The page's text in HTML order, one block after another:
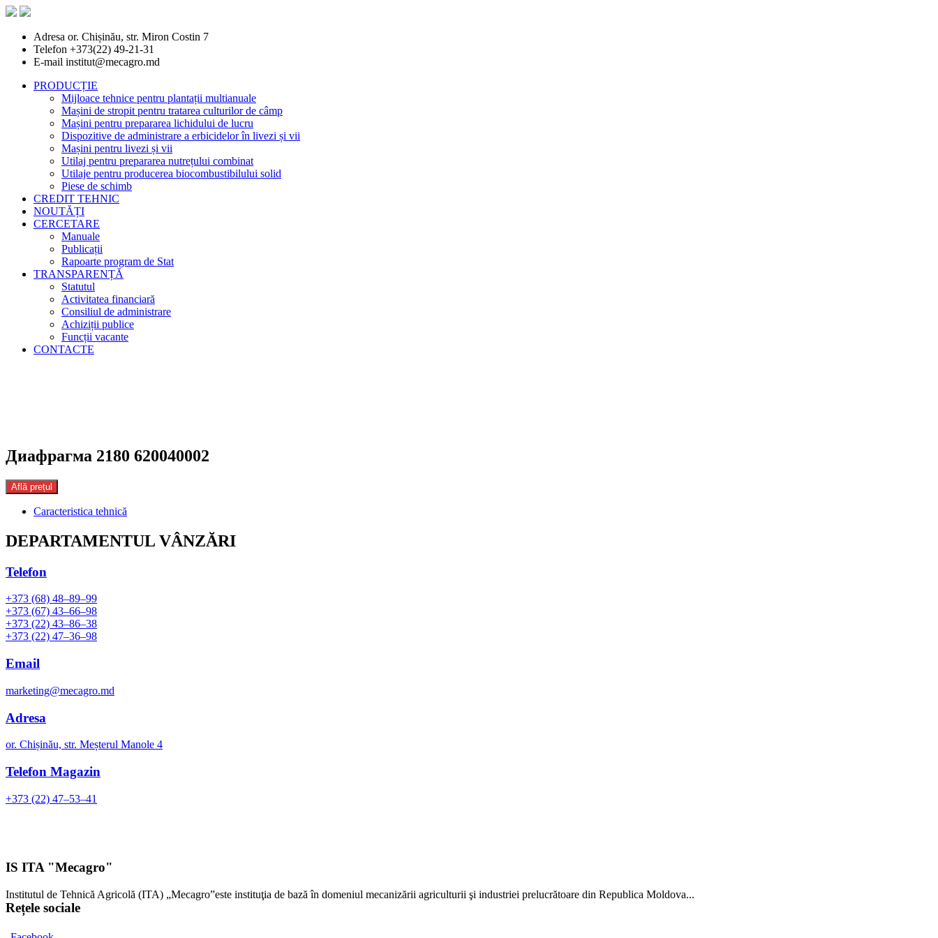
Adresa or. Chișinău, str. Miron Costin 7
Telefon +373(22) 49-21-31
E-mail institut@mecagro.md
PRODUCȚIE
Mijloace tehnice pentru plantații multianuale
Mașini de stropit pentru tratarea culturilor de câmp
Mașini pentru prepararea lichidului de lucru
Dispozitive de administrare a erbicidelor în livezi și vii
Mașini pentru livezi și vii
Utilaj pentru prepararea nutrețului combinat
Utilaje pentru producerea biocombustibilului solid
Piese de schimb
CREDIT TEHNIC
NOUTĂȚI
CERCETARE
Manuale
Publicații
Rapoarte program de Stat
TRANSPARENȚĂ
Statutul
Activitatea financiară
Consiliul de administrare
Achiziții publice
Funcții vacante
CONTACTE
Диафрагма 2180 620040002
Află prețul
Caracteristica tehnică
DEPARTAMENTUL VÂNZĂRI
Telefon
+373 (68) 48–89–99
+373 (67) 43–66–98
+373 (22) 43–86–38
+373 (22) 47–36–98
Email
marketing@mecagro.md
Adresa
or. Chișinău, str. Meșterul Manole 4
Telefon Magazin
+373 (22) 47–53–41
IS ITA "Mecagro"
Institutul de Tehnică Agricolă (ITA) „Mecagro”este instituţia de bază în domeniul mecanizării agriculturii şi industriei prelucrătoare din Republica Moldova...
Rețele sociale